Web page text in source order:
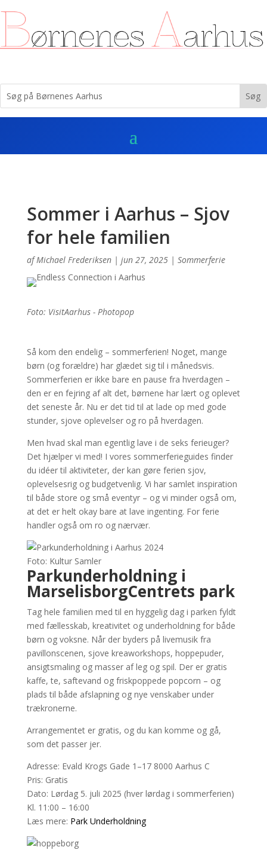
Sommer i Aarhus – Sjov
for hele familien
afMichael Frederiksen| jun 27, 2025| Sommerferie
Foto: VisitAarhus - Photopop
Så kom den endelig – sommerferien! Noget, mange
børn (og forældre) har glædet sig til i månedsvis.
Sommerferien er ikke bare en pause fra hverdagen –
den er en fejring af alt det, børnene har lært og oplevet
det seneste år. Nu er det tid til at lade op med gode
stunder, sjove oplevelser og ro på hverdagen.
Men hvad skal man egentlig lave i de seks ferieuger?
Det hjælper vi med! I vores sommerferieguides finder
du idéer til aktiviteter, der kan gøre ferien sjov,
oplevelsesrig og budgetvenlig. Vi har samlet inspiration
til både store og små eventyr – og vi minder også om,
at det er helt okay bare at lave ingenting. For ferie
handler også om ro og nærvær.
Foto: Kultur Samler
Parkunderholdning i
MarselisborgCentrets park
Tag hele familien med til en hyggelig dag i parken fyldt
med fællesskab, kreativitet og underholdning for både
børn og voksne. Når der byders på livemusik fra
pavillonscenen, sjove kreaworkshops, hoppepuder,
ansigtsmaling og masser af leg og spil. Der er gratis
kaffe, te, saftevand og friskpoppede popcorn – og
plads til både afslapning og nye venskaber under
trækronerne.
Arrangementet er gratis, og du kan komme og gå,
som det passer jer.
Adresse: Evald Krogs Gade 1–17 8000 Aarhus C
Pris: Gratis
Dato: Lørdag 5. juli 2025 (hver lørdag i sommerferien)
Kl. 11:00 – 16:00
Læs mere: Park Underholdning